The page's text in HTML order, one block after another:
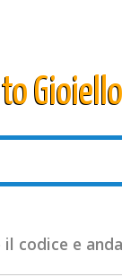
il codice e